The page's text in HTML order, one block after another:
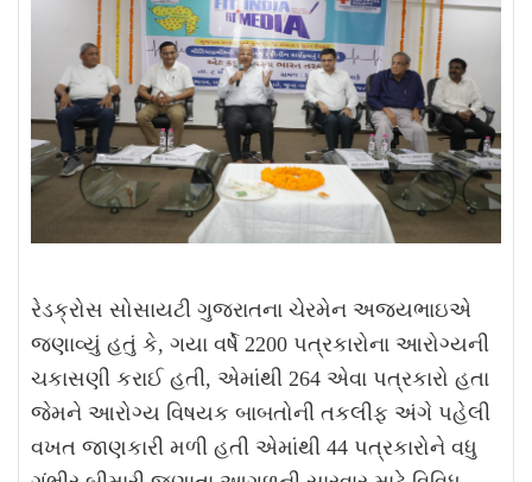
રેડક્રોસ સોસાયટી ગુજરાતના ચેરમેન અજયભાઇએ
જણાવ્યું હતું કે, ગયા વર્ષે2200 પત્રકારોના આરોગ્યની
ચકાસણી કરાઈ હતી, એમાંથી 264 એવા પત્રકારો હતા
જેમને આરોગ્ય વિષયક બાબતોની તકલીફ અંગે પહેલી
વખત જાણકારી મળી હતી એમાંથી 44 પત્રકારોને વધુ